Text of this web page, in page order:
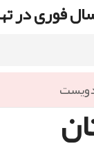
فوری در
دویست